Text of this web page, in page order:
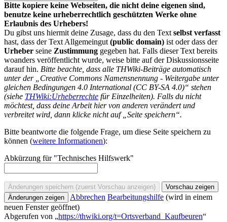
Bitte kopiere keine Webseiten, die nicht deine eigenen sind,
benutze keine urheberrechtlich geschützten Werke ohne
Erlaubnis des Urhebers!
Du gibst uns hiermit deine Zusage, dass du den Text selbst verfasst
hast, dass der Text Allgemeingut (public domain) ist oder dass der
Urheber seine Zustimmung gegeben hat. Falls dieser Text bereits
woanders veröffentlicht wurde, weise bitte auf der Diskussionsseite
darauf hin. Bitte beachte, dass alle THWiki-Beiträge automatisch
unter der „Creative Commons Namensnennung - Weitergabe unter
gleichen Bedingungen 4.0 International (CC BY-SA 4.0)“ stehen
(siehe THWiki:Urheberrechte für Einzelheiten). Falls du nicht
möchtest, dass deine Arbeit hier von anderen verändert und
verbreitet wird, dann klicke nicht auf „Seite speichern“.
Bitte beantworte die folgende Frage, um diese Seite speichern zu
können (weitere Informationen):
Abkürzung für "Technisches Hilfswerk"
Abbrechen Bearbeitungshilfe (wird in einem
neuen Fenster geöffnet)
Abgerufen von „https://thwiki.org/t=Ortsverband_Kaufbeuren“